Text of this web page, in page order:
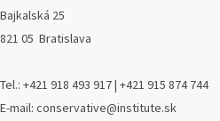
Bajkalská 25
821 05 Bratislava
Tel.: +421 918 493 917 | +421 915 874 744
E-mail: conservative@institute.sk